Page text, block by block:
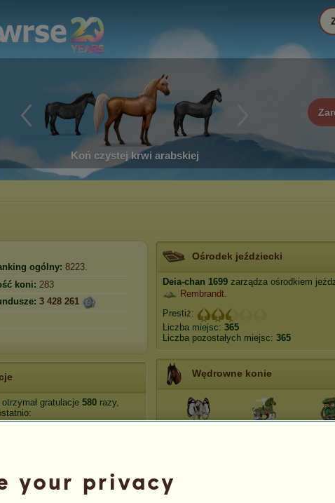
Koń czystej krwi arabskiej
ogólny: 8223.
koni: 283
3 428 261
otrzymał gratulacje 580 razy,
201 dni temu
Ośrodek jeździecki
Deia-chan 1699 zarządza ośrodkiem
Rembrandt.
Prestiż:
Liczba miejsc: 365
Liczba pozostałych miejsc: 365
Wędrowne konie
your privacy